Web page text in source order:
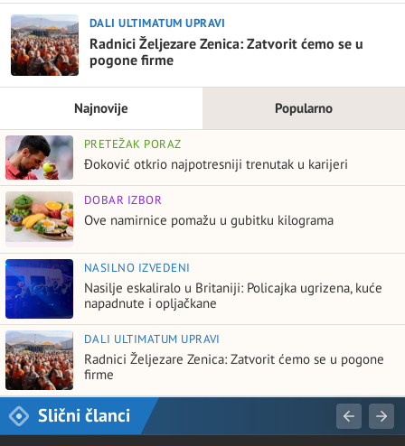
DALI ULTIMATUM UPRAVI
Radnici Željezare Zenica: Zatvorit ćemo se u
pogone firme
Najnovije Popularno
PRETEŽAK PORAZ
Đoković otkrio najpotresniji trenutak u karijeri
DOBAR IZBOR
Ove namirnice pomažu u gubitku kilograma
NASILNO IZVEDENI
Nasilje eskaliralo u Britaniji: Policajka ugrizena, kuće
napadnute i opljačkane
DALI ULTIMATUM UPRAVI
Radnici Željezare Zenica: Zatvorit ćemo se u pogone
firme
Slični članci